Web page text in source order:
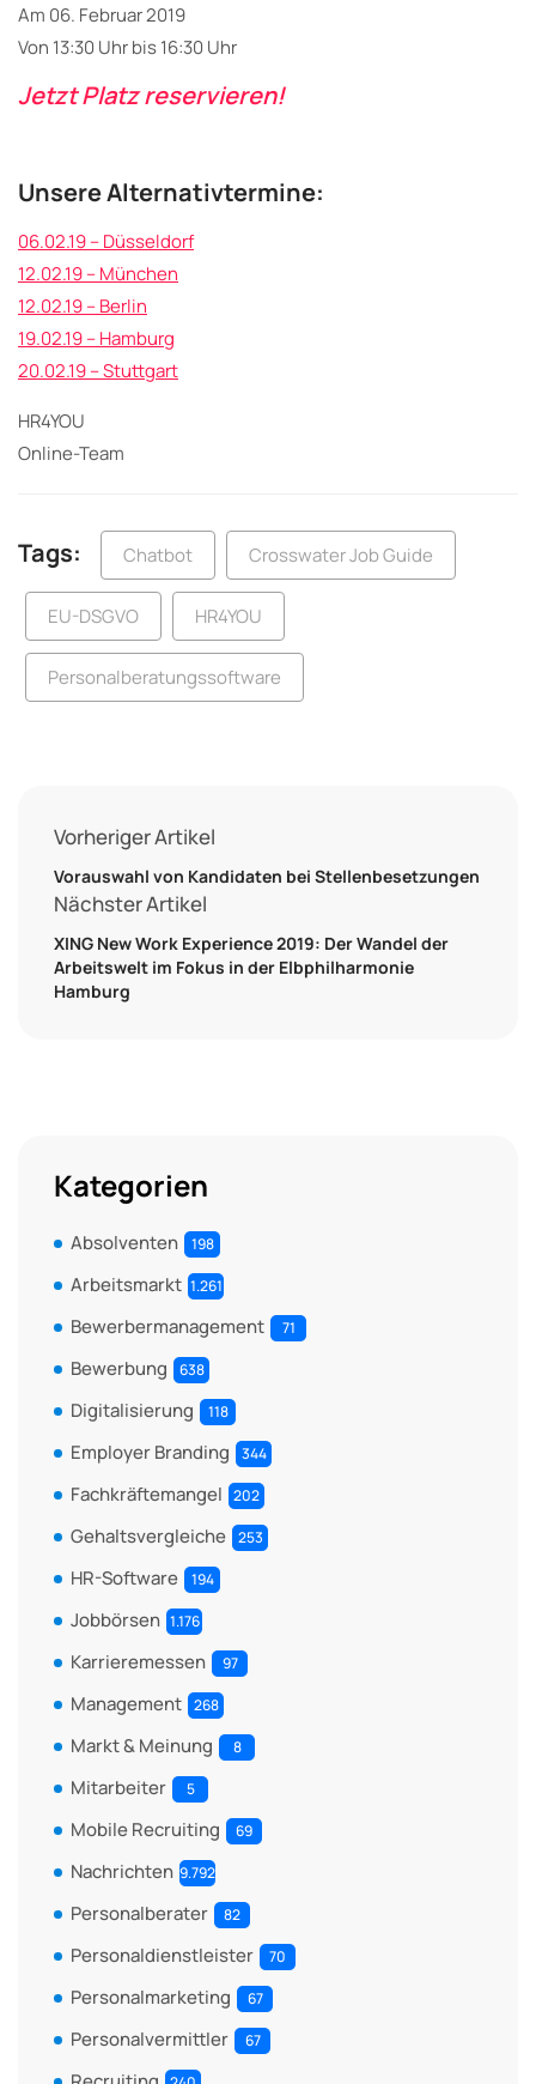
Am 06. Februar 2019
Von 13:30 Uhr bis 16:30 Uhr
Jetzt Platz reservieren!
Unsere Alternativtermine:
06.02.19 – Düsseldorf
12.02.19 – München
12.02.19 – Berlin
19.02.19 – Hamburg
20.02.19 – Stuttgart
HR4YOU
Online-Team
Tags: Chatbot Crosswater Job Guide
EU-DSGVO HR4YOU
Personalberatungssoftware
Vorheriger Artikel
Vorauswahl von Kandidaten bei Stellenbesetzungen
Nächster Artikel
XING New Work Experience 2019: Der Wandel der
Arbeitswelt im Fokus in der Elbphilharmonie
Hamburg
Kategorien
Absolventen 198
Arbeitsmarkt 1.261
Bewerbermanagement 71
Bewerbung 638
Digitalisierung 118
Employer Branding 344
Fachkräftemangel 202
Gehaltsvergleiche 253
HR-Software 194
Jobbörsen 1.176
Karrieremessen 97
Management 268
Markt & Meinung 8
Mitarbeiter 5
Mobile Recruiting 69
Nachrichten 9.792
Personalberater 82
Personaldienstleister 70
Personalmarketing 67
Personalvermittler 67